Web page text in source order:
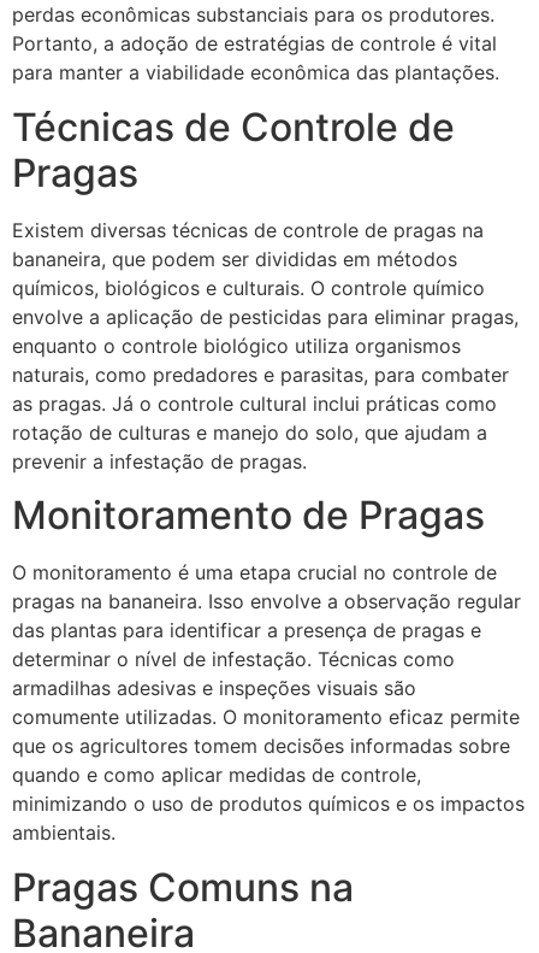
perdas econômicas substanciais para os produtores.
Portanto, a adoção de estratégias de controle é vital
para manter a viabilidade econômica das plantações.
Técnicas de Controle de
Pragas
Existem diversas técnicas de controle de pragas na
bananeira, que podem ser divididas em métodos
químicos, biológicos e culturais. O controle químico
envolve a aplicação de pesticidas para eliminar pragas,
enquanto o controle biológico utiliza organismos
naturais, como predadores e parasitas, para combater
as pragas. Já o controle cultural inclui práticas como
rotação de culturas e manejo do solo, que ajudam a
prevenir a infestação de pragas.
Monitoramento de Pragas
O monitoramento é uma etapa crucial no controle de
pragas na bananeira. Isso envolve a observação regular
das plantas para identificar a presença de pragas e
determinar o nível de infestação. Técnicas como
armadilhas adesivas e inspeções visuais são
comumente utilizadas. O monitoramento eficaz permite
que os agricultores tomem decisões informadas sobre
quando e como aplicar medidas de controle,
minimizando o uso de produtos químicos e os impactos
ambientais.
Pragas Comuns na
Bananeira